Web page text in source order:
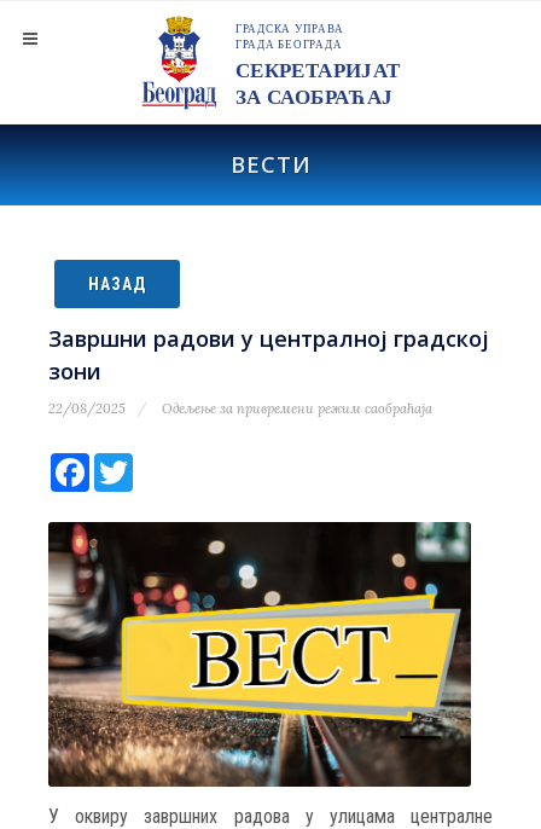
ВЕСТИ
НАЗАД
Завршни радови у централној градској
зони
22/08/2025 Одељење за привремени режим саобраћаја
Facebook
У оквиру завршних радова у улицама централне